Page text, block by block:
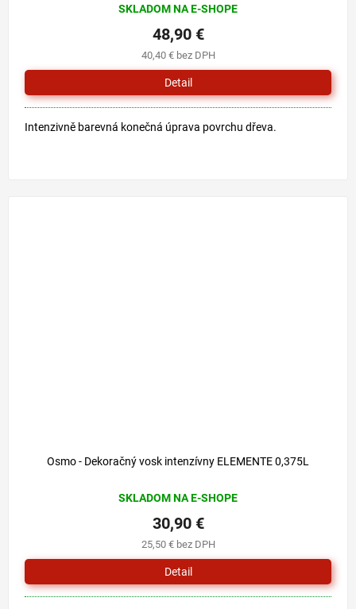
SKLADOM NA E-SHOPE
40,40 € bez DPH
48,90 €
Detail
Intenzivně barevná konečná úprava povrchu dřeva.
Osmo - Dekoračný vosk intenzívny ELEMENTE 0,375L
SKLADOM NA E-SHOPE
25,50 € bez DPH
30,90 €
Detail